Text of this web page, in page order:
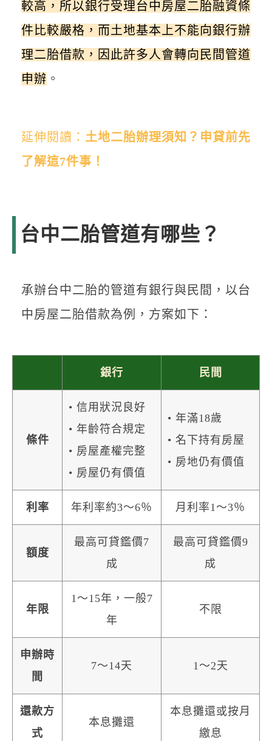
較高，所以銀行受理台中房屋二胎融資條
件比較嚴格，而土地基本上不能向銀行辦
理二胎借款，因此許多人會轉向民間管道
申辦 。
延伸閱讀： 土地二胎辦理須知？申貸前先
了解這7件事！
台中二胎管道有哪些？
承辦台中二胎的管道有銀行與民間，以台
中房屋二胎借款為例，方案如下：
銀行 民間
條件
• 信用狀況良好
• 年齡符合規定
• 房屋產權完整
• 房屋仍有價值
• 年滿18歲
• 名下持有房屋
• 房地仍有價值
利率 年利率約3～6％ 月利率1～3％
額度
最高可貸鑑價7
成
最高可貸鑑價9
成
年限
1～15年，一般7
年
不限
申辦時
間
7～14天 1～2天
還款方
式
本息攤還
本息攤還或按月
繳息